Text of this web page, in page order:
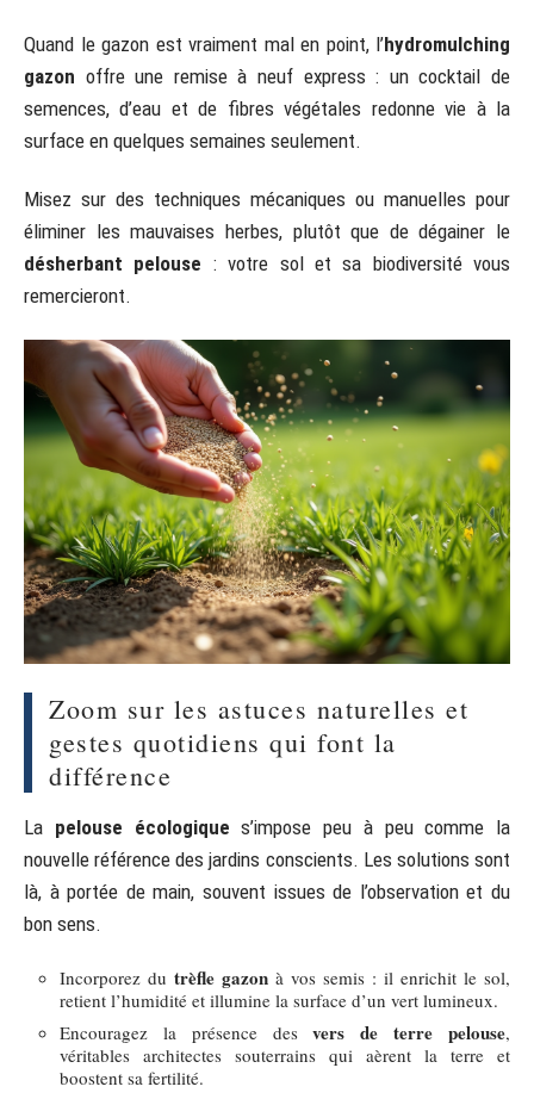
Quand le gazon est vraiment mal en point, l’hydromulching
gazon offre une remise à neuf express : un cocktail de
semences, d’eau et de fibres végétales redonne vie à la
surface en quelques semaines seulement.
Misez sur des techniques mécaniques ou manuelles pour
éliminer les mauvaises herbes, plutôt que de dégainer le
désherbant pelouse : votre sol et sa biodiversité vous
remercieront.
Zoom sur les astuces naturelles et
gestes quotidiens qui font la
différence
La pelouse écologique s’impose peu à peu comme la
nouvelle référence des jardins conscients. Les solutions sont
là, à portée de main, souvent issues de l’observation et du
bon sens.
Incorporez du trèfle gazon à vos semis : il enrichit le sol,
retient l’humidité et illumine la surface d’un vert lumineux.
Encouragez la présence desvers de terre pelouse,
véritables architectes souterrains qui aèrent la terre et
boostent sa fertilité.